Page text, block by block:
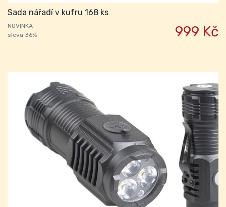
Sada nářadí v kufru 168 ks
NOVINKA
sleva 36%
999 Kč